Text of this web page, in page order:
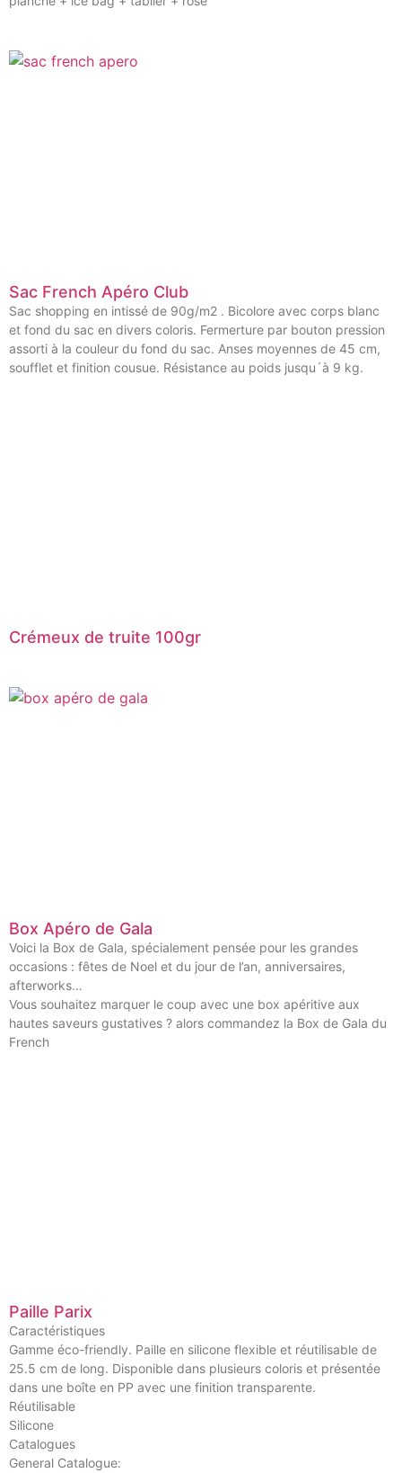
Sac French Apéro Club
Sac shopping en intissé de 90g/m2 . Bicolore avec corps blanc
et fond du sac en divers coloris. Fermerture par bouton pression
assorti à la couleur du fond du sac. Anses moyennes de 45 cm,
soufflet et finition cousue. Résistance au poids jusqu´à 9 kg.
Crémeux de truite 100gr
Box Apéro de Gala
Voici la Box de Gala, spécialement pensée pour les grandes
occasions : fêtes de Noel et du jour de l’an, anniversaires,
afterworks…
Vous souhaitez marquer le coup avec une box apéritive aux
hautes saveurs gustatives ? alors commandez la Box de Gala du
French
Paille Parix
Caractéristiques
Gamme éco-friendly. Paille en silicone flexible et réutilisable de
25.5 cm de long. Disponible dans plusieurs coloris et présentée
dans une boîte en PP avec une finition transparente.
Réutilisable
Silicone
Catalogues
General Catalogue: